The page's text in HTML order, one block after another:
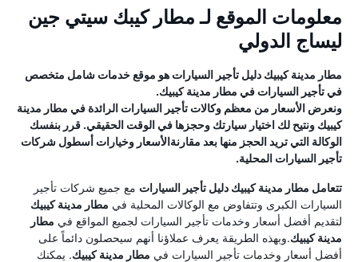
معلومات الموقع لـ مطار كيبك سيتي جين
ليساج الدولي
مطار مدينة كيبيك دليل تأجير السيارات هو موقع خدمات شامل متخصص
في تأجير السيارات في مطار مدينة كيبيك.
ونعرض الأسعار من معظم وكالات تأجير السيارات الرائدة في مطار مدينة
كيبيك ونتيح لك اختيار سيارتك وحجزها في الوقت الحقيقي. قرر بنفسك
الوكالة التي تريد الحجز منها بعد مقارنةالأسعار وخيارات أسطول شركات
تأجير السيارات المحلية.
تتعامل مطار مدينة كيبيك دليل تأجير السيارات مع جميع شركات تأجير
السيارات الكبرى وتتفاوض مع الوكالات المحلية في مطار مدينة كيبيك
لتقديم أفضل أسعار وخدمات تأجير السيارات لجميع المواقع في مطار
مدينة كيبيك.وبهذه الطريقة يعرف عملاؤنا أنهم سيحصلون دائماً على
أفضل أسعار وخدمات تأجير السيارات في مطار مدينة كيبيك. يمكنك